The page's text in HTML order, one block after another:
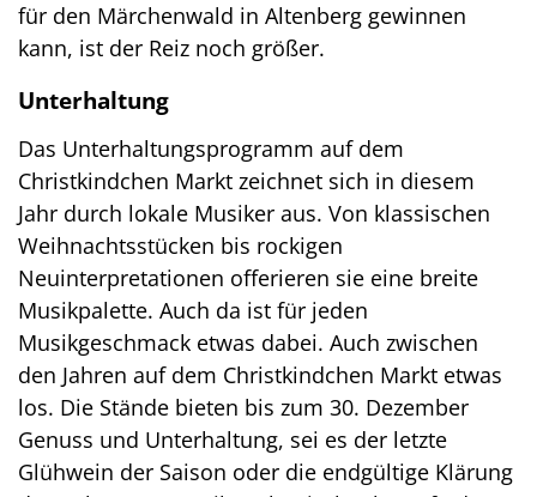
für den Märchenwald in Altenberg gewinnen
kann, ist der Reiz noch größer.
Unterhaltung
Das Unterhaltungsprogramm auf dem
Christkindchen Markt zeichnet sich in diesem
Jahr durch lokale Musiker aus. Von klassischen
Weihnachtsstücken bis rockigen
Neuinterpretationen offerieren sie eine breite
Musikpalette. Auch da ist für jeden
Musikgeschmack etwas dabei. Auch zwischen
den Jahren auf dem Christkindchen Markt etwas
los. Die Stände bieten bis zum 30. Dezember
Genuss und Unterhaltung, sei es der letzte
Glühwein der Saison oder die endgültige Klärung